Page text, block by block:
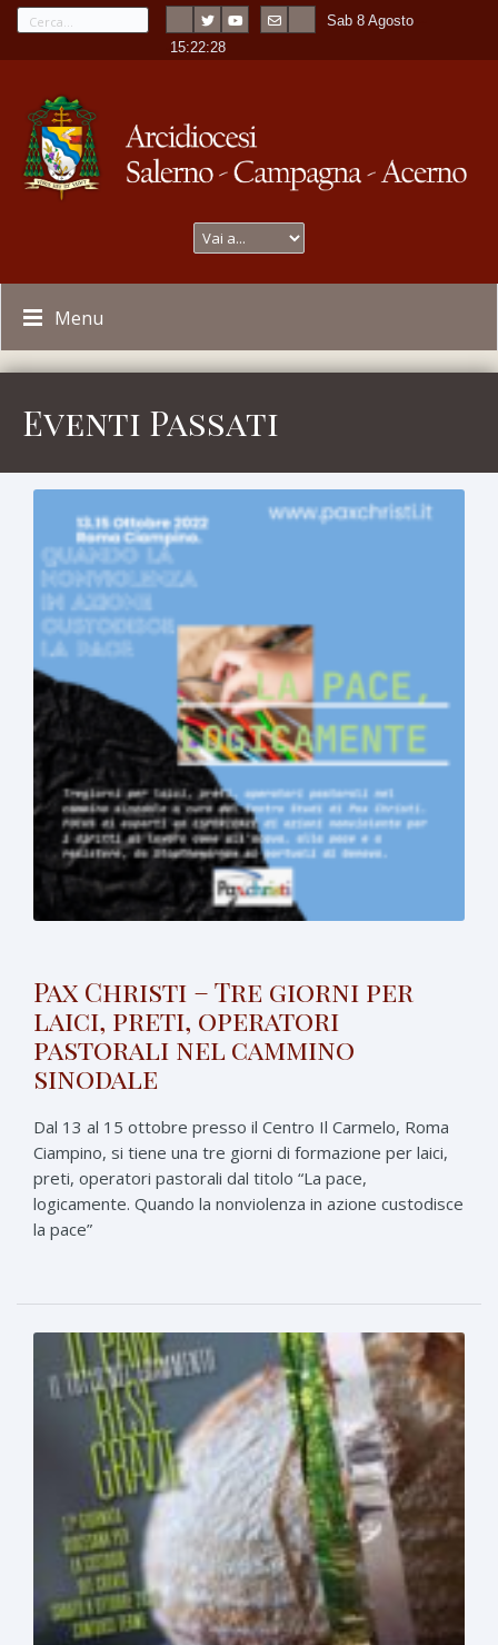
Sab 8 Agosto
15:22:30
Menu
Eventi Passati
Pax Christi – Tre giorni per
laici, preti, operatori
pastorali nel cammino
sinodale
Dal 13 al 15 ottobre presso il Centro Il Carmelo, Roma
Ciampino, si tiene una tre giorni di formazione per laici,
preti, operatori pastorali dal titolo “La pace,
logicamente. Quando la nonviolenza in azione custodisce
la pace”